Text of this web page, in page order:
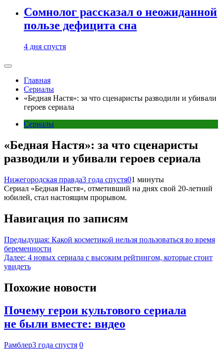
Сомнолог рассказал о неожиданной
пользе дефицита сна
4 дня спустя
Главная
Сериалы
«Бедная Настя»: за что сценаристы разводили и убивали
героев сериала
Сериалы
«Бедная Настя»: за что сценаристы
разводили и убивали героев сериала
Нижегородская правда3 года спустя01 минуты
Сериал «Бедная Настя», отметивший на днях свой 20-летний
юбилей, стал настоящим прорывом.
Навигация по записям
Предыдущая: Какой косметикой нельзя пользоваться во время
беременности
Далее: 4 новых сериала с высоким рейтингом, которые стоит
увидеть
Похожие новости
Почему герои культового сериала
не были вместе: видео
Рамблер3 года спустя 0